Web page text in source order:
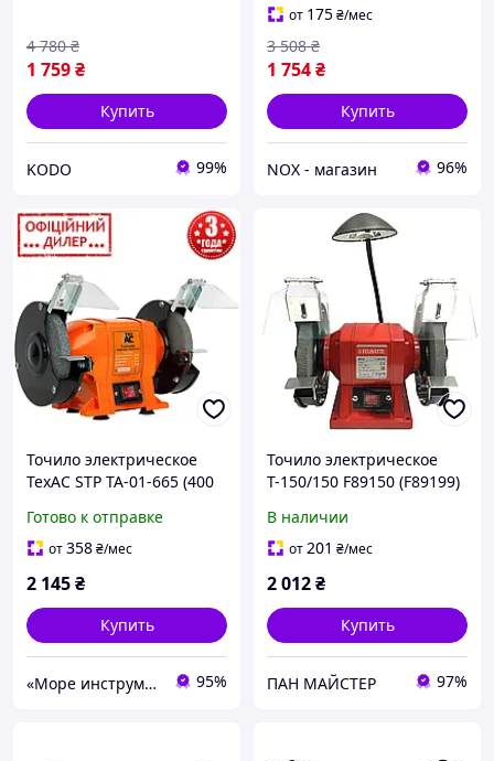
станок
1 759₴
4 780 ₴
Купить
KODO 99%
от 175₴/мес
1 754₴
3 508 ₴
Купить
NOX - магазин 96%
Точило электрическое
ТехАС STP ТА-01-665 (400
мм) Станок точильный
Готово к отправке
от358₴/мес
2 145₴
Купить
«Море инструментов» 95%
Точило электрическое
Т-150/150 F89150 (F89199)
В наличии
от201 ₴/мес
2 012₴
Купить
ПАН МАЙСТЕР 97%